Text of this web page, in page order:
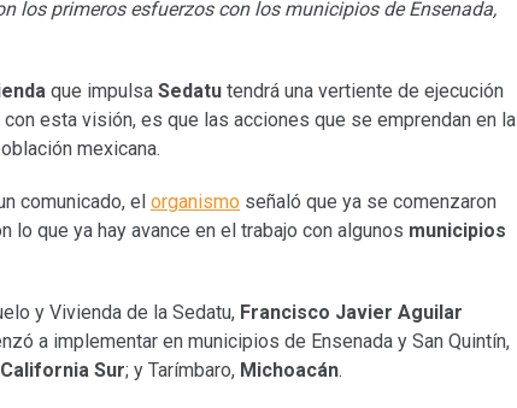
los primeros esfuerzos con los municipios de Ensenada,
que impulsa Sedatu tendrá una vertiente de ejecución
esta visión, es que las acciones que se emprendan en la
mexicana.
comunicado, el organismo señaló que ya se comenzaron
que ya hay avance en el trabajo con algunos municipios
y Vivienda de la Sedatu, Francisco Javier Aguilar
a implementar en municipios de Ensenada y San Quintín,
California Sur; y Tarímbaro, Michoacán.